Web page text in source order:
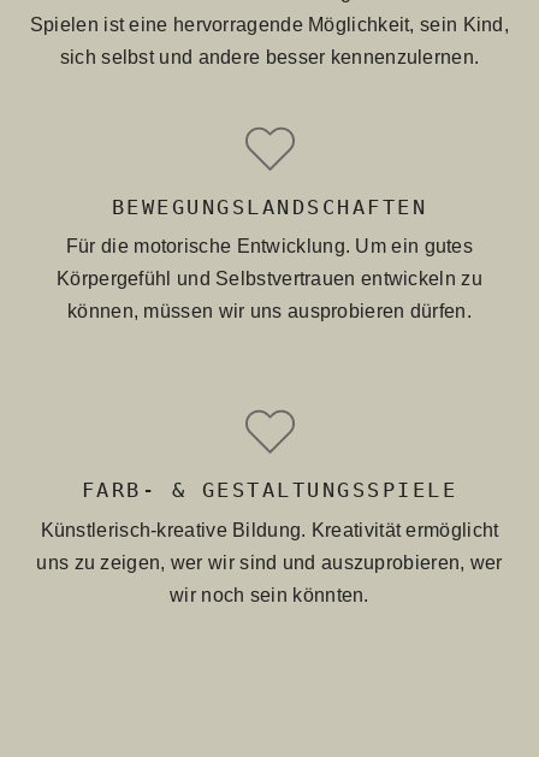
Spielen ist eine hervorragende Möglichkeit, sein Kind,
sich selbst und andere besser kennenzulernen.
BEWEGUNGSLANDSCHAFTEN
Für die motorische Entwicklung. Um ein gutes
Körpergefühl und Selbstvertrauen entwickeln zu
können, müssen wir uns ausprobieren dürfen.
FARB- & GESTALTUNGSSPIELE
Künstlerisch-kreative Bildung. Kreativität ermöglicht
uns zu zeigen, wer wir sind und auszuprobieren, wer
wir noch sein könnten.